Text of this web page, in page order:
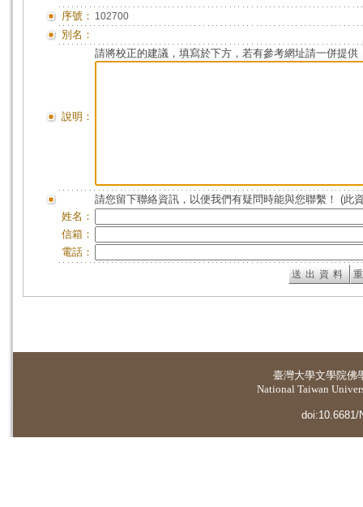
序號： 102700
別名：
說明：
請將校正的建議，填寫於下方，若有參考網址請一併提供
請您留下聯絡資訊，以便我們有疑問時能與您聯繫！ (此
姓名：
信箱：
電話：
臺灣大學文學院佛
National Taiwan
doi:10.6681/